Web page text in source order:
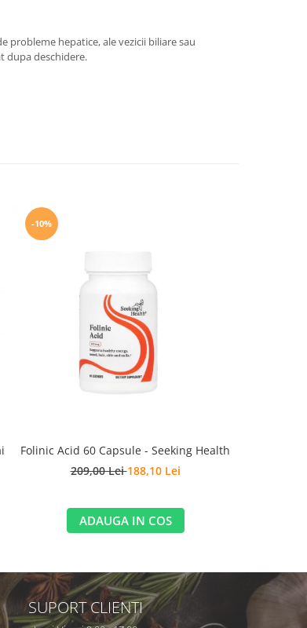
hepatice, ale vezicii biliare sau
dupa deschidere.
-10%
Folinic Acid 60 Capsule - Seeking Health
209,00 Lei188,10 Lei
ADAUGA IN COS
SUPORT CLIENTI